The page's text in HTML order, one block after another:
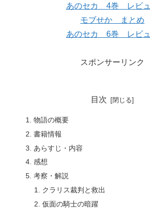
あのセカ 4巻 レビ
モブせか まとめ
あのセカ 6巻 レビ
スポンサーリンク
目次
物語の概要
書籍情報
あらすじ・内容
感想
考察・解説
クラリス裁判と救出
仮面の騎士の暗躍